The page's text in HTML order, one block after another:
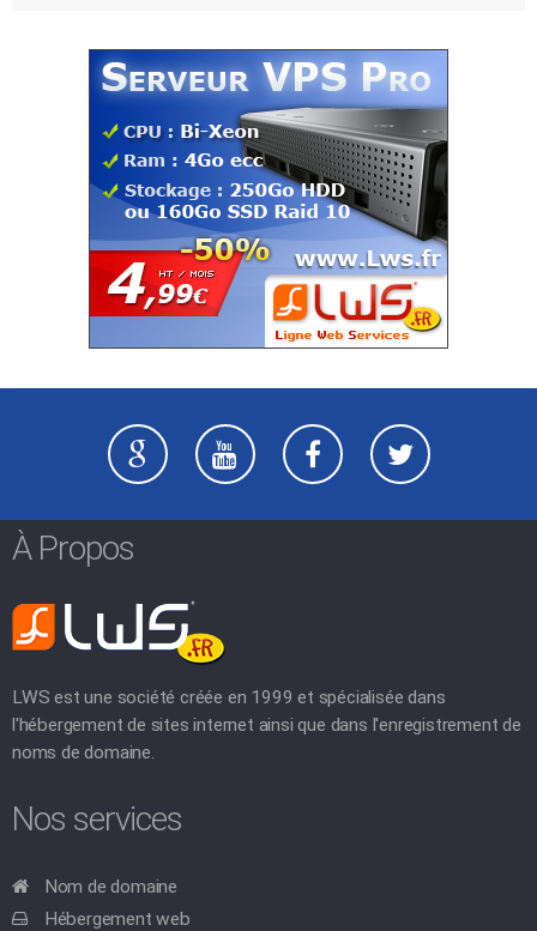
À Propos
LWS est une société créée en 1999 et spécialisée dans
l'hébergement de sites internet ainsi que dans l'enregistrement de
noms de domaine.
Nos services
Nom de domaine
Hébergement web